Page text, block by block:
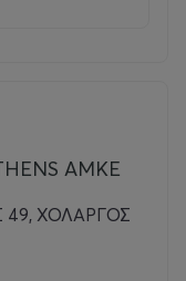
AMKE
ΧΟΛΑΡΓΟΣ